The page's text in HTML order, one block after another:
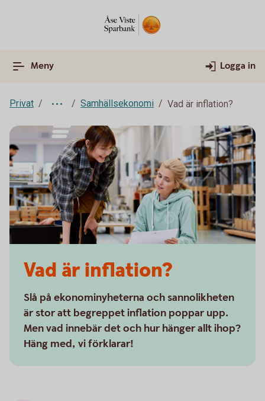
Meny Logga in
Privat Samhällsekonomi Vad är inflation?
Vad är inflation?
Slå på ekonominyheterna och sannolikheten
är stor att begreppet inflation poppar upp.
Men vad innebär det och hur hänger allt ihop?
Häng med, vi förklarar!